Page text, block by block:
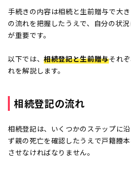
手続きの内容は相続と生前贈与で大
の流れを把握したうえで、自分の状
が重要です。
以下では、相続登記と生前贈与それ
れを解説します。
相続登記の流れ
相続登記は、いくつかのステップに
ず親の死亡を確認したうえで戸籍謄
させなければなりません。